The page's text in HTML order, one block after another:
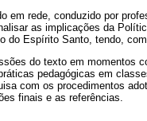
em rede, conduzido por
as implicações da
do Espírito Santo, tendo,
do texto em momentos
pedagógicas em
com os procedimentos
finais e as referências.